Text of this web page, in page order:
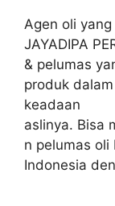
Agen oli
JAYADIPA
& pelumas
produk
keadaan
aslinya. Bisa
n pelumas
Indonesia